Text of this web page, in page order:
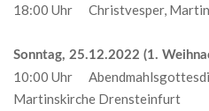
18:00 Uhr Christvesper,
Sonntag, 25.12.2022 (1.
10:00 Uhr
Martinskirche Drensteinfurt